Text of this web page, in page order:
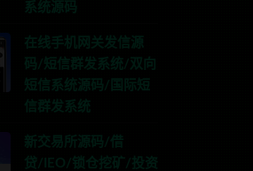
系统源码
在线手机网关发信源
码/短信群发系统/双向
短信系统源码/国际短
信群发系统
新交易所源码/借
贷/IEO/锁仓挖矿/投资